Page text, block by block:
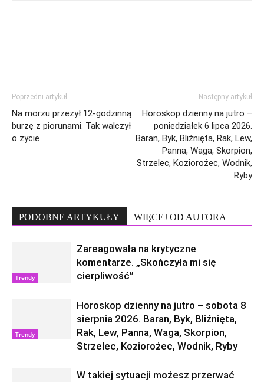
Poprzedni artykuł
Na morzu przeżył 12-godzinną
burzę z piorunami. Tak walczył
o życie
Następny artykuł
Horoskop dzienny na jutro –
poniedziałek 6 lipca 2026.
Baran, Byk, Bliźnięta, Rak, Lew,
Panna, Waga, Skorpion,
Strzelec, Koziorożec, Wodnik,
Ryby
PODOBNE ARTYKUŁY WIĘCEJ OD AUTORA
Trendy
Zareagowała na krytyczne
komentarze. „Skończyła mi się
cierpliwość”
Trendy
Horoskop dzienny na jutro – sobota 8
sierpnia 2026. Baran, Byk, Bliźnięta,
Rak, Lew, Panna, Waga, Skorpion,
Strzelec, Koziorożec, Wodnik, Ryby
W takiej sytuacji możesz przerwać